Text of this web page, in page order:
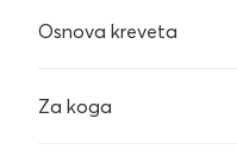
Osnova kreveta
Za koga